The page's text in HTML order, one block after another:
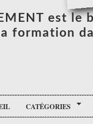
est
la formation
CATÉGORIES